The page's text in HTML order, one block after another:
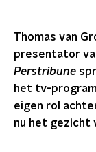
Thomas van
presentator
Perstribune
het tv-
eigen rol
nu het gezicht